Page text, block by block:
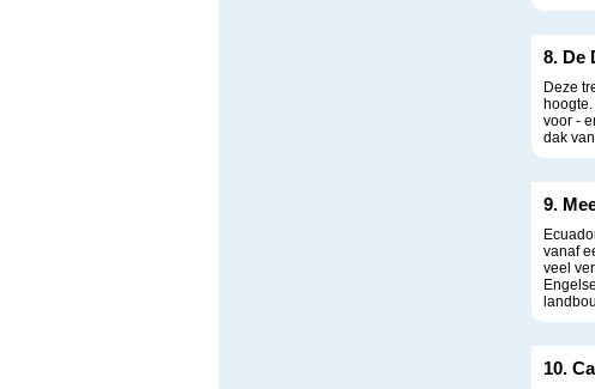
8. De
Deze
voor -
dak
9.
vanaf
veel
10.